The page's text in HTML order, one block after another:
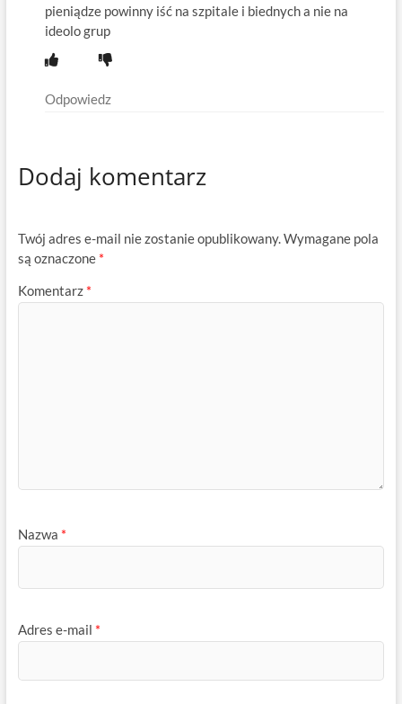
pieniądze powinny iść na szpitale i biednych a nie na
ideolo grup
Odpowiedz
Dodaj komentarz
Twój adres e-mail nie zostanie opublikowany.Wymagane pola
są oznaczone *
Komentarz *
Nazwa *
Adres e-mail *